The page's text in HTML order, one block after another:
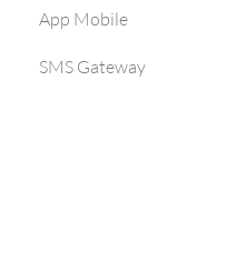
App Mobile
SMS Gateway